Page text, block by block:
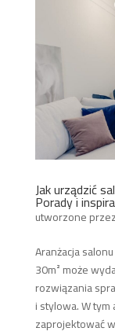
Jak urządzić
Porady i
utworzone przez
Aranżacja
30m² może
rozwiązania
i stylowa. W
zaprojektować